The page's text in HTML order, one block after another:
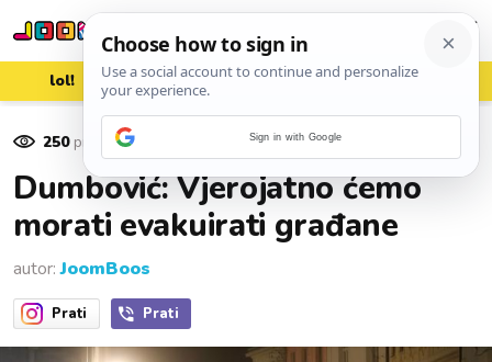
lol! aww vrh! woot?!
250pregleda
Dumbović: Vjerojatno ćemo
morati evakuirati građane
autor:JoomBoos
Prati Prati
Sign in with Google